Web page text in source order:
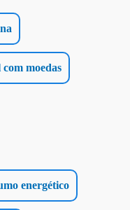
moedas
energético